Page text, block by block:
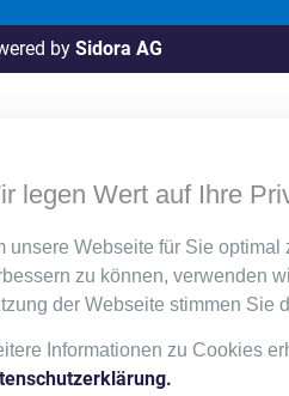
by Sidora AG
legen Wert auf Ihre
unsere Webseite für Sie optimal
zu können, verwenden
der Webseite stimmen Sie
Informationen zu Cookies